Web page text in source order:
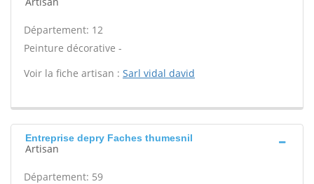
Département: 12
Peinture décorative -
Voir la fiche artisan : Sarl vidal david
Entreprise depry Faches thumesnil
Artisan
Département: 59